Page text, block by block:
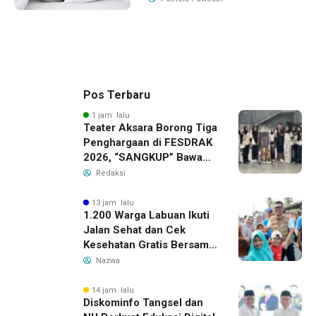
Pos Terbaru
1 jam lalu
Teater Aksara Borong Tiga
Penghargaan di FESDRAK
2026, “SANGKUP” Bawa
Pulang Juara 2 Grup
Redaksi
13 jam lalu
1.200 Warga Labuan Ikuti
Jalan Sehat dan Cek
Kesehatan Gratis Bersama
Gubernur Banten
Nazwa
14 jam lalu
Diskominfo Tangsel dan